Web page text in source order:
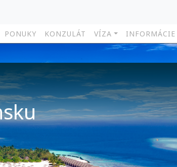
PONUKY KONZULÁT VÍZA INFORMÁCIE